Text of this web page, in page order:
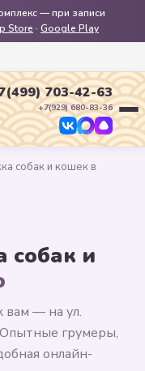
— при записи
Store · Google Play
703-42-63
+7(929) 680-83-36
собак и кошек в
собак и
вам — на ул.
грумеры,
онлайн-